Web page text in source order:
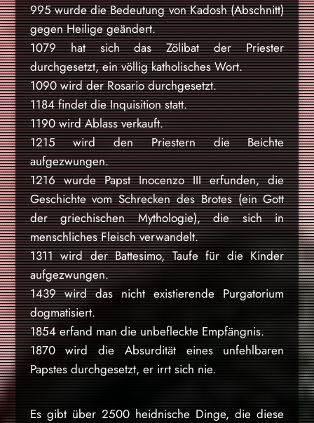
995 wurde die Bedeutung von Kadosh (Abschnitt)
gegen Heilige geändert.
1079 hat sich das Zölibat der Priester
durchgesetzt, ein völlig katholisches Wort.
1090 wird der Rosario durchgesetzt.
1184 findet die Inquisition statt.
1190 wird Ablass verkauft.
1215 wird den Priestern die Beichte
aufgezwungen.
1216 wurde Papst Inocenzo III erfunden, die
Geschichte vom Schrecken des Brotes (ein Gott
der griechischen Mythologie), die sich in
menschliches Fleisch verwandelt.
1311 wird der Battesimo, Taufe für die Kinder
aufgezwungen.
1439 wird das nicht existierende Purgatorium
dogmatisiert.
1854 erfand man die unbefleckte Empfängnis.
1870 wird die Absurdität eines unfehlbaren
Papstes durchgesetzt, er irrt sich nie.
Es gibt über 2500 heidnische Dinge, die diese